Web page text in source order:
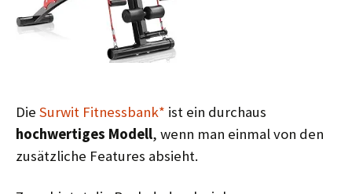
Die Surwit Fitnessbank* ist ein durchaus
hochwertiges Modell, wenn man einmal von den
zusätzliche Features absieht.